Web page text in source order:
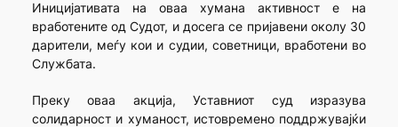
Иницијативата на оваа хумана активност е на
вработените од Судот, и досега се пријавени околу 30
дарители, меѓу кои и судии, советници, вработени во
Службата.
Преку оваа акција, Уставниот суд изразува
солидарност и хуманост, истовремено поддржувајќи